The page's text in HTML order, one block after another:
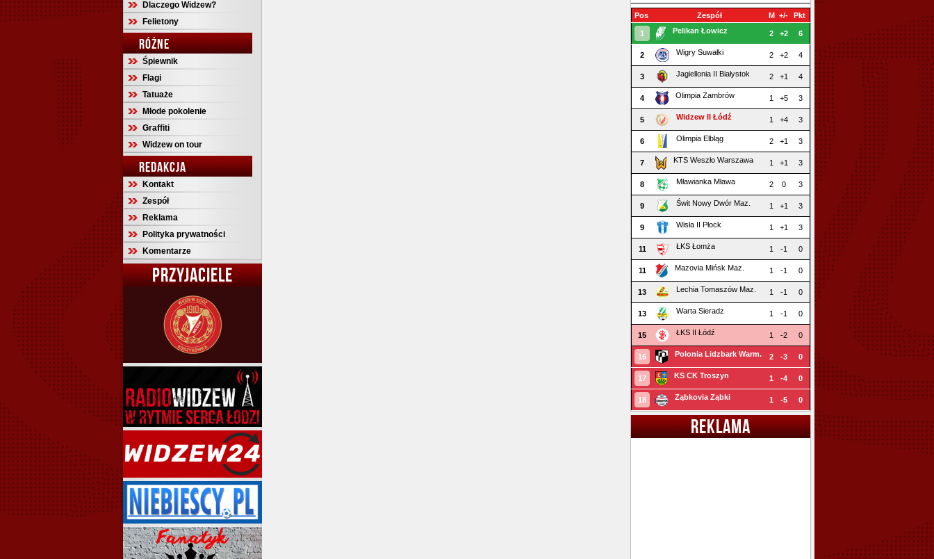
Dlaczego Widzew?
Felietony
RÓŻNE
Śpiewnik
Flagi
Tatuaże
Młode pokolenie
Graffiti
Widzew on tour
REDAKCJA
Kontakt
Zespół
Reklama
Polityka prywatności
Komentarze
PRZYJACIELE
Pos Zespół M +/- Pkt
1 Pelikan Łowicz 2 +2 6
2 Wigry Suwałki 2 +2 4
3 Jagiellonia II Białystok 2 +1 4
4 Olimpia Zambrów 1 +5 3
5 Widzew II Łódź 1 +4 3
6 Olimpia Elbląg 2 +1 3
7 KTS Weszło Warszawa 1 +1 3
8 Mławianka Mława 2 0 3
9 Świt Nowy Dwór Maz. 1 +1 3
9 Wisła II Płock 1 +1 3
11 ŁKS Łomża 1 -1 0
11 Mazovia Mińsk Maz. 1 -1 0
13 Lechia Tomaszów Maz. 1 -1 0
13 Warta Sieradz 1 -1 0
15 ŁKS II Łódź 1 -2 0
16 Polonia Lidzbark Warm. 2 -3 0
17 KS CK Troszyn 1 -4 0
18 Ząbkovia Ząbki 1 -5 0
REKLAMA